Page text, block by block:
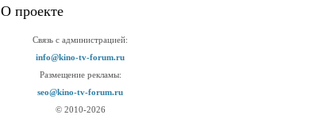
О проекте
Связь с администрацией:
info@kino-tv-forum.ru
Размещение рекламы:
seo@kino-tv-forum.ru
© 2010-2026